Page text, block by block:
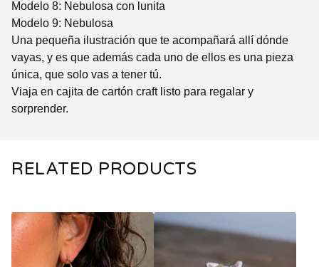
Modelo 8: Nebulosa con lunita
Modelo 9: Nebulosa
Una pequeña ilustración que te acompañará allí dónde
vayas, y es que además cada uno de ellos es una pieza
única, que solo vas a tener tú.
Viaja en cajita de cartón craft listo para regalar y
sorprender.
RELATED PRODUCTS